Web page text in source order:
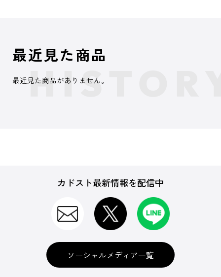
最近見た商品
最近見た商品がありません。
カドスト最新情報を配信中
ソーシャルメディア一覧